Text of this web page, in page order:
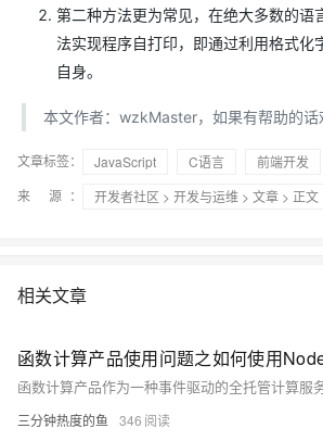
第二种方法更为常见，在绝大多数的语
法实现程序自打印，即通过利用格式化
自身。
本文作者：wzkMaster，如果有帮助的话
文章标签： JavaScript C语言
前端开发
来 源：
开发者社区 > 开发与运维 > 文章 > 正文
相关文章
函数计算产品使用问题之如何使用
三分钟热度的鱼 346